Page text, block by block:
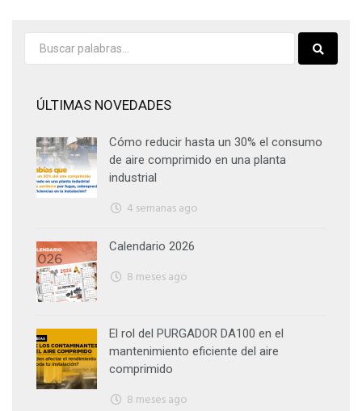
ÚLTIMAS NOVEDADES
Cómo reducir hasta un 30% el consumo
de aire comprimido en una planta
industrial
4 semanas ago
Calendario 2026
8 meses ago
El rol del PURGADOR DA100 en el
mantenimiento eficiente del aire
comprimido
8 meses ago